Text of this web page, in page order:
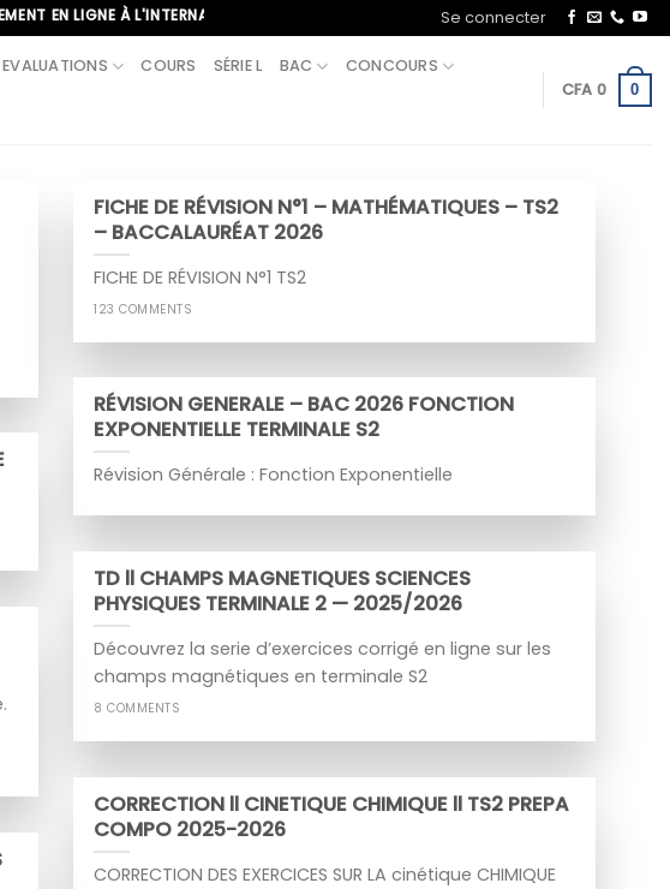
EN LIGNE À L'INTERNATIONAL, APPELEZ-NOUS AU+221 70 713 09 21
Se connecter
EVALUATIONS COURS SÉRIE L BAC CONCOURS
CFA 0 0
FICHE DE RÉVISION N°1 – MATHÉMATIQUES – TS2
– BACCALAURÉAT 2026
FICHE DE RÉVISION N°1 TS2
123 COMMENTS
RÉVISION GENERALE – BAC 2026 FONCTION
EXPONENTIELLE TERMINALE S2
Révision Générale : Fonction Exponentielle
TD ll CHAMPS MAGNETIQUES SCIENCES
PHYSIQUES TERMINALE 2 — 2025/2026
Découvrez la serie d’exercices corrigé en ligne sur les
champs magnétiques en terminale S2
8 COMMENTS
CORRECTION ll CINETIQUE CHIMIQUE ll TS2 PREPA
COMPO 2025-2026
CORRECTION DES EXERCICES SUR LA cinétique CHIMIQUE